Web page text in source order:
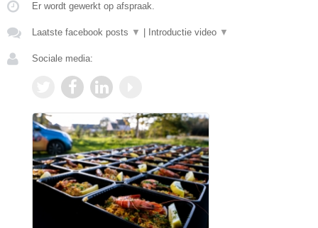
Er wordt gewerkt op afspraak.
Laatste facebook posts ▼ Introductie video ▼
Sociale media: